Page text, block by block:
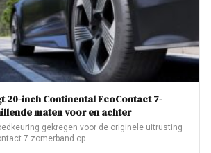
20-inch Continental EcoContact 7-
maten voor en achter
gekregen voor de originele uitrusting
7 zomerband op…